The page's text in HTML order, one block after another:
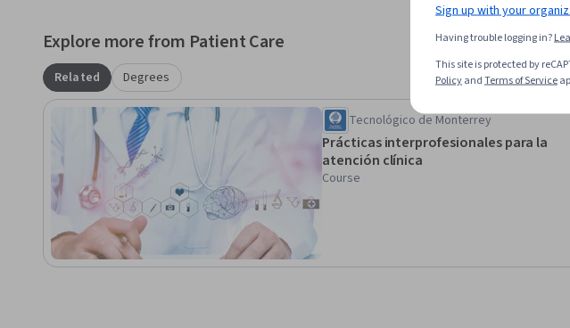
Explore more from Patient Care
Related Degrees
Tecnológico de Monterrey
Prácticas interprofesionales para la
atención clínica
Course
Sign up with your
Having trouble logging in?
This site is protected by
PolicyandTerms of Service